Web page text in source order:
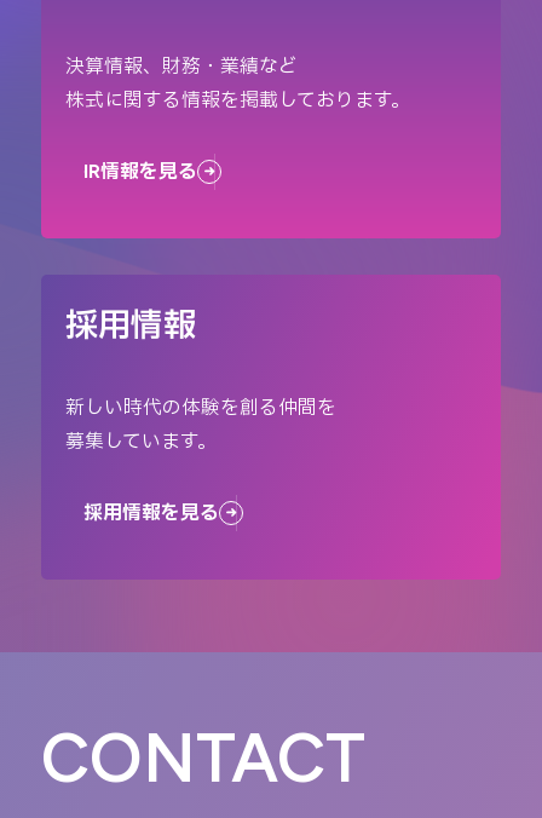
決算情報、財務・業績など
株式に関する情報を掲載しております。
IR情報を見る
採用情報
新しい時代の体験を創る仲間を
募集しています。
採用情報を見る
CONTACT